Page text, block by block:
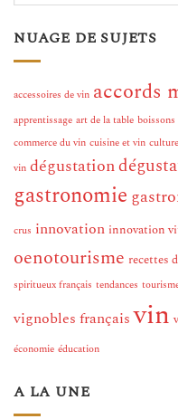
NUAGE DE SUJETS
accessoires de vin accords
apprentissage art de la table boissons
commerce du vin cuisine et vin culture
vin dégustation
gastronomie
crus innovation innovation
oenotourisme recettes
spiritueux français tendances
vignobles français vin
économie éducation
A LA UNE